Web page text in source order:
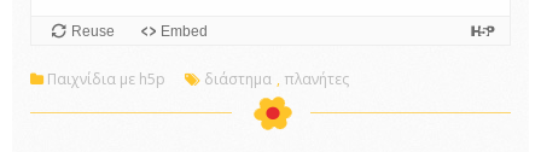
Reuse Embed
Παιχνίδια με h5p διάστημα , πλανήτες